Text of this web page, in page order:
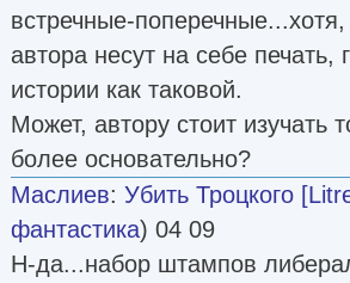
встречные-
автора несут на себе печать,
истории как таковой.
Может, автору стоит изучать
более основательно?
Маслиев: Убить Троцкого
фантастика) 04 09
Н-да...набор штампов